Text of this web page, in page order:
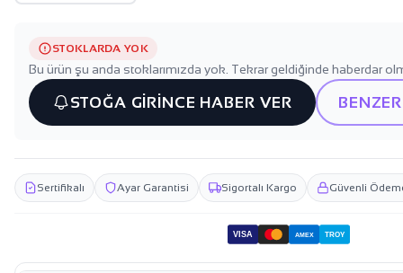
STOKLARDA YOK
Bu ürün şu anda stoklarımızda yok. Tekrar geldiğinde haberdar
STOĞA GİRİNCE HABER VER
Sertifikalı Ayar Garantisi Sigortalı Kargo Güvenli
VISA AMEX TROY